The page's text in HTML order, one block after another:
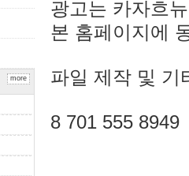
more
광고는 카자흐
본 홈페이지에
파일 제작 및 기
8 701 555 8949